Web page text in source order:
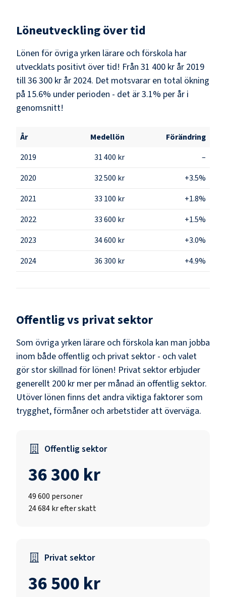
Löneutveckling över tid
Lönen för övriga yrken lärare och förskola har
utvecklats positivt över tid! Från 31 400 kr år 2019
till 36 300 kr år 2024. Det motsvarar en total ökning
på 15.6% under perioden - det är 3.1% per år i
genomsnitt!
År Medellön
Förändring
2019
31 400 kr
–
2020
32 500 kr
+3.5%
2021
33 100 kr
+1.8%
2022
33 600 kr
+1.5%
2023
34 600 kr
+3.0%
2024
36 300 kr +4.9%
Offentlig vs privat sektor
Som övriga yrken lärare och förskola kan man jobba
inom både offentlig och privat sektor - och valet
gör stor skillnad för lönen! Privat sektor erbjuder
generellt 200 kr mer per månad än offentlig sektor.
Utöver lönen finns det andra viktiga faktorer som
trygghet, förmåner och arbetstider att överväga.
Offentlig sektor
36 300 kr
49 600 personer
24 684 kr efter skatt
Privat sektor
36 500 kr